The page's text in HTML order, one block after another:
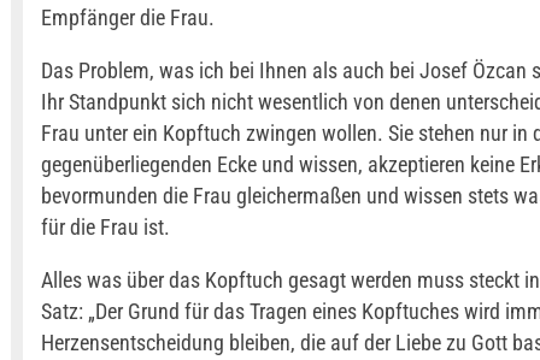
Empfänger die Frau.
Das Problem, was ich bei Ihnen als auch bei Josef Özcan
Ihr Standpunkt sich nicht wesentlich von denen
Frau unter ein Kopftuch zwingen wollen. Sie stehen nur in
gegenüberliegenden Ecke und wissen, akzeptieren keine
bevormunden die Frau gleichermaßen und wissen stets
für die Frau ist.
Alles was über das Kopftuch gesagt werden muss steckt
Satz: „Der Grund für das Tragen eines Kopftuches wird
Herzensentscheidung bleiben, die auf der Liebe zu Gott